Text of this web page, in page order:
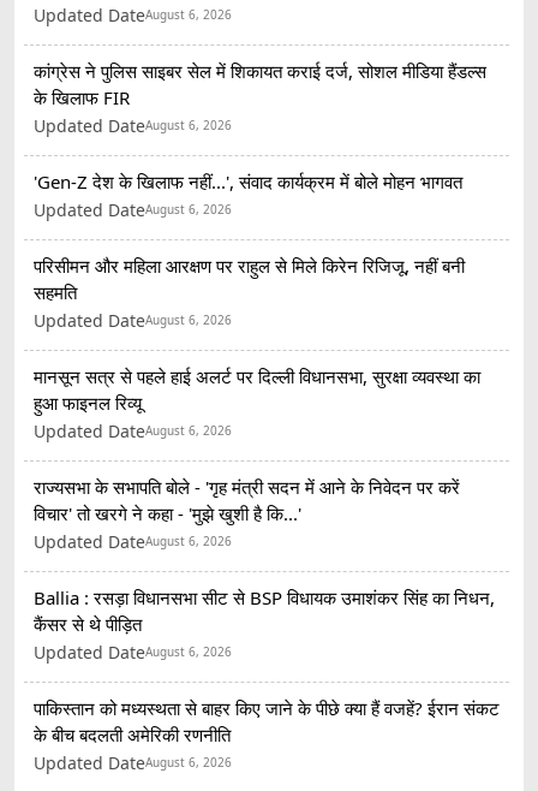
Updated DateAugust 6, 2026
कांग्रेस ने पुलिस साइबर सेल में शिकायत कराई दर्ज, सोशल मीडिया हैंडल्स
के खिलाफ FIR
Updated DateAugust 6, 2026
'Gen-Z देश के खिलाफ नहीं...', संवाद कार्यक्रम में बोले मोहन भागवत
Updated DateAugust 6, 2026
परिसीमन और महिला आरक्षण पर राहुल से मिले किरेन रिजिजू, नहीं बनी
सहमति
Updated DateAugust 6, 2026
मानसून सत्र से पहले हाई अलर्ट पर दिल्ली विधानसभा, सुरक्षा व्यवस्था का
हुआ फाइनल रिव्यू
Updated DateAugust 6, 2026
राज्यसभा के सभापति बोले - 'गृह मंत्री सदन में आने के निवेदन पर करें
विचार' तो खरगे ने कहा - 'मुझे खुशी है कि...'
Updated DateAugust 6, 2026
Ballia : रसड़ा विधानसभा सीट से BSP विधायक उमाशंकर सिंह का निधन,
कैंसर से थे पीड़ित
Updated DateAugust 6, 2026
पाकिस्तान को मध्यस्थता से बाहर किए जाने के पीछे क्या हैं वजहें? ईरान संकट
के बीच बदलती अमेरिकी रणनीति
Updated DateAugust 6, 2026